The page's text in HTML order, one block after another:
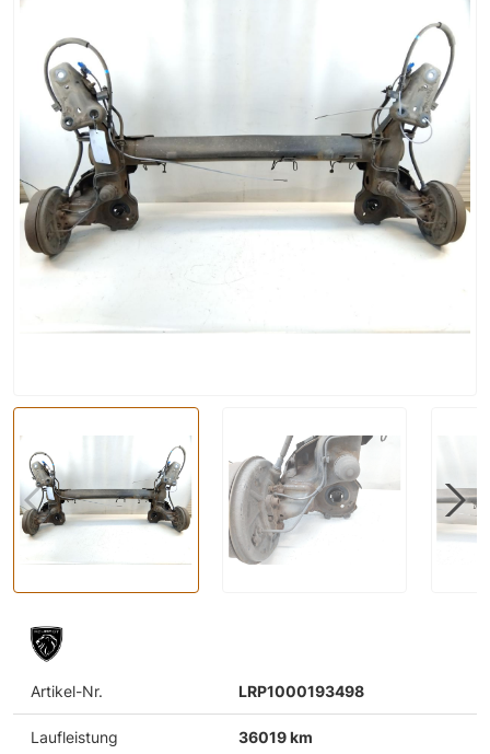
Artikel-Nr. LRP1000193498
Laufleistung 36019 km